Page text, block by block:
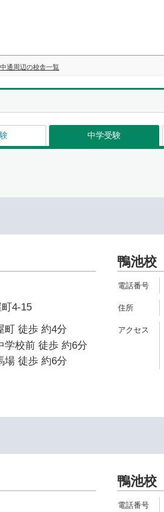
通周辺の校舎一覧
中学受験
4-15
町 徒歩 約4分
学校前 徒歩 約6分
場 徒歩 約6分
鴨池校
鴨池校